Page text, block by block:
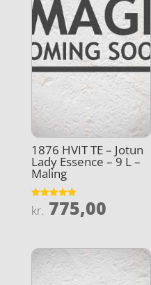
1876 HVIT TE – Jotun
Lady Essence – 9 L –
Maling
Vurderet
4.9
kr. 775,00